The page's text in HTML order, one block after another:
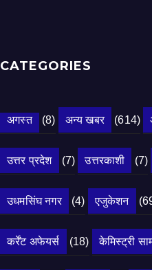
CATEGORIES
अगस्त (8) अन्य खबर (614)
उत्तर प्रदेश (7) उत्तरकाशी (7)
उधमसिंघ नगर (4) एजुकेशन
कर्रेंट अफेयर्स (18) केमिस्ट्री